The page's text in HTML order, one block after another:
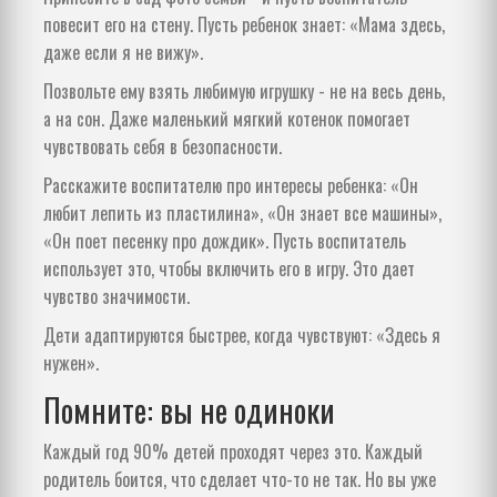
повесит его на стену. Пусть ребенок знает: «Мама здесь,
даже если я не вижу».
Позвольте ему взять любимую игрушку - не на весь день,
а на сон. Даже маленький мягкий котенок помогает
чувствовать себя в безопасности.
Расскажите воспитателю про интересы ребенка: «Он
любит лепить из пластилина», «Он знает все машины»,
«Он поет песенку про дождик». Пусть воспитатель
использует это, чтобы включить его в игру. Это дает
чувство значимости.
Дети адаптируются быстрее, когда чувствуют: «Здесь я
нужен».
Помните: вы не одиноки
Каждый год 90% детей проходят через это. Каждый
родитель боится, что сделает что-то не так. Но вы уже